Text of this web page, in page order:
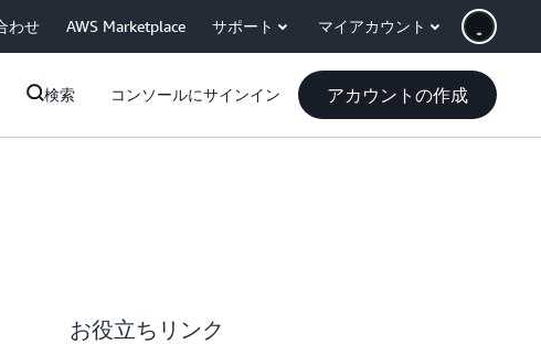
わせ AWS Marketplace サポート マイアカウント
検索 コンソールにサインイン アカウントの作成
お役立ちリンク